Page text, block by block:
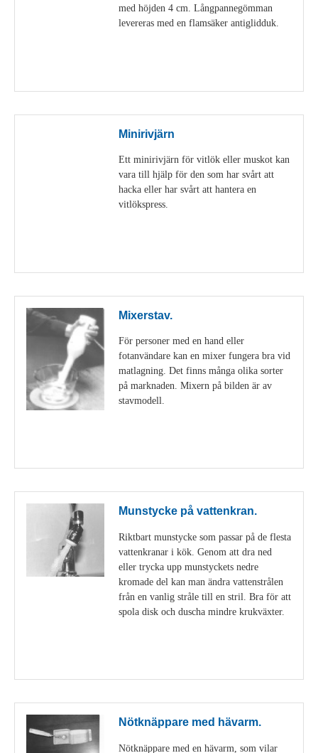
med höjden 4 cm. Långpannegömman
levereras med en flamsäker antiglidduk.
Minirivjärn
Ett minirivjärn för vitlök eller muskot kan
vara till hjälp för den som har svårt att
hacka eller har svårt att hantera en
vitlökspress.
Mixerstav.
För personer med en hand eller
fotanvändare kan en mixer fungera bra vid
matlagning. Det finns många olika sorter
på marknaden. Mixern på bilden är av
stavmodell.
Munstycke på vattenkran.
Riktbart munstycke som passar på de flesta
vattenkranar i kök. Genom att dra ned
eller trycka upp munstyckets nedre
kromade del kan man ändra vattenstrålen
från en vanlig stråle till en stril. Bra för att
spola disk och duscha mindre krukväxter.
Nötknäppare med hävarm.
Nötknäppare med en hävarm, som vilar